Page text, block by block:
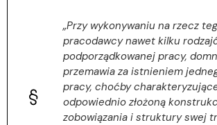
„Przy wykonywaniu na rzecz
pracodawcy nawet kilku
podporządkowanej pracy,
przemawia za istnieniem
pracy, choćby
odpowiednio złożoną
zobowiązania i struktury swej